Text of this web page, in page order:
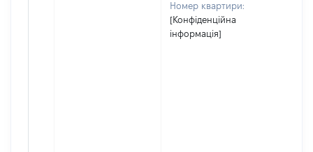
Номер квартири:
[Конфіденційна
інформація]